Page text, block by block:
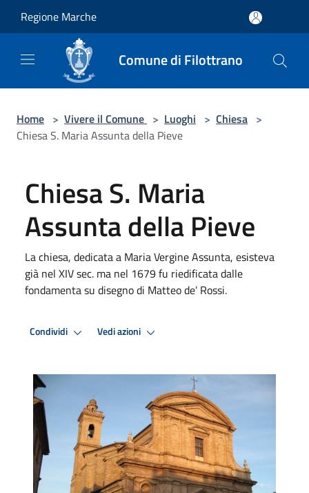
Regione Marche
Comune di Filottrano
Home > Vivere il Comune > Luoghi > Chiesa >
Chiesa S. Maria Assunta della Pieve
Chiesa S. Maria
Assunta della Pieve
La chiesa, dedicata a Maria Vergine Assunta, esisteva
già nel XIV sec. ma nel 1679 fu riedificata dalle
fondamenta su disegno di Matteo de’ Rossi.
Condividi Vedi azioni